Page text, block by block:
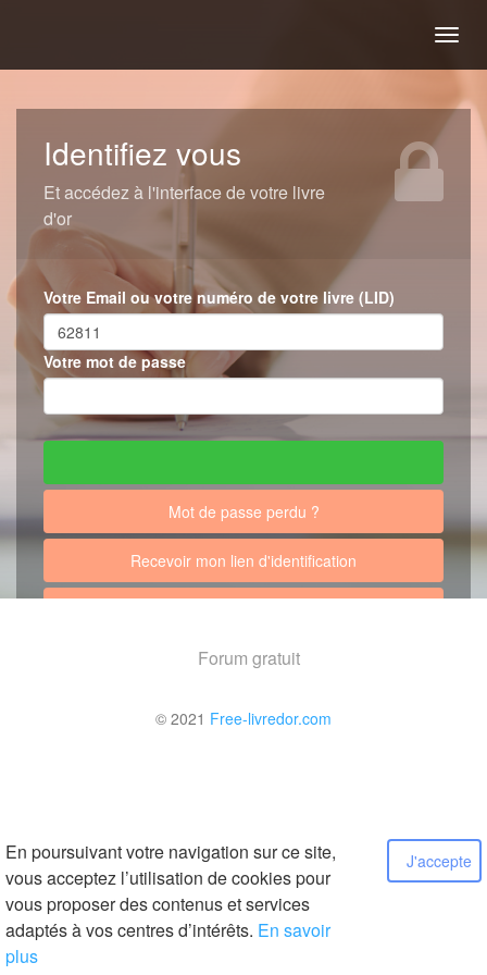
En poursuivant votre navigation sur ce site,
vous acceptez l’utilisation de cookies pour
vous proposer des contenus et services
adaptés à vos centres d’intérêts. En savoir
plus
J'accepte
Identifiez vous
Et accédez à l'interface de votre livre
d'or
Votre Email ou votre numéro de votre livre (LID)
Votre mot de passe
Mot de passe perdu ?
Recevoir mon lien d'identification
Forum gratuit
© 2021 Free-livredor.com